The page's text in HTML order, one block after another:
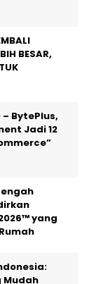
BESAR,
BytePlus,
Jadi 12
yang
Mudah